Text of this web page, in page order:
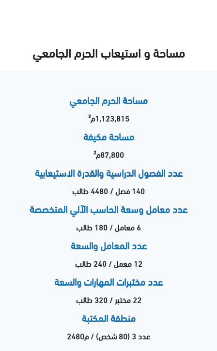
مساحة و استيعاب الحرم الجامعي
مساحة الحرم الجامعي
1,123,815م²
مساحة مكيفة
87,800م²
عدد الفصول الدراسية والقدرة الاستيعابية
140 فصل / 4480 طالب
عدد معامل وسعة الحاسب الآلي المتخصصة
6 معامل / 180 طالب
عدد المعامل والسعة
12 معمل / 240 طالب
عدد مختبرات المهارات والسعة
22 مختبر / 320 طالب
منطقة المكتبة
عدد 3 (80 شخص) / م2480